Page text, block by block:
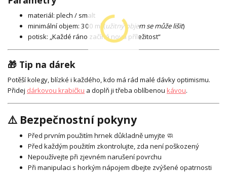
materiál: plech / smalt
minimální objem: 300 ml (užitný objem se může lišit)
potisk: „Každé ráno začíná nová příležitost“
🎁 Tip na dárek
Potěší kolegy, blízké i každého, kdo má rád malé dávky optimismu.
Přidej dárkovou krabičku a doplň ji třeba oblíbenou kávou.
⚠️ Bezpečnostní pokyny
Před prvním použitím hrnek důkladně umyjte 🧼
Před každým použitím zkontrolujte, zda není poškozený
Nepoužívejte při zjevném narušení povrchu
Při manipulaci s horkým nápojem dbejte zvýšené opatrnosti